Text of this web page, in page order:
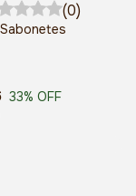
(0)
33% OFF